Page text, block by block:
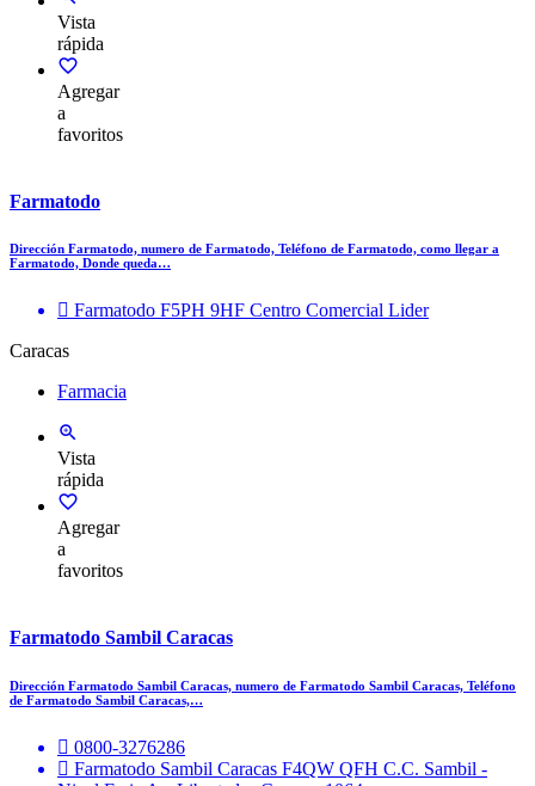
Vista
rápida
Agregar
a
favoritos
Farmatodo
Dirección Farmatodo, numero de Farmatodo, Teléfono de Farmatodo, como llegar a
Farmatodo, Donde queda…
Farmatodo F5PH 9HF Centro Comercial Lider
Caracas
Farmacia
Vista
rápida
Agregar
a
favoritos
Farmatodo Sambil Caracas
Dirección Farmatodo Sambil Caracas, numero de Farmatodo Sambil Caracas, Teléfono
de Farmatodo Sambil Caracas,…
0800-3276286
Farmatodo Sambil Caracas F4QW QFH C.C. Sambil -